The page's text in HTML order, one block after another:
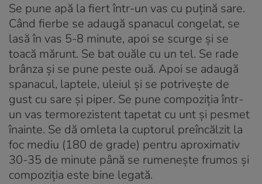
Se pune apă la fiert într-un vas cu puțină sare.
Când fierbe se adaugă spanacul congelat, se
lasă în vas 5-8 minute, apoi se scurge și se
toacă mărunt. Se bat ouăle cu un tel. Se rade
brânza și se pune peste ouă. Apoi se adaugă
spanacul, laptele, uleiul și se potrivește de
gust cu sare și piper. Se pune compoziția într-
un vas termorezistent tapetat cu unt și pesmet
înainte. Se dă omleta la cuptorul preîncălzit la
foc mediu (180 de grade) pentru aproximativ
30-35 de minute până se rumenește frumos și
compoziția este bine legată.